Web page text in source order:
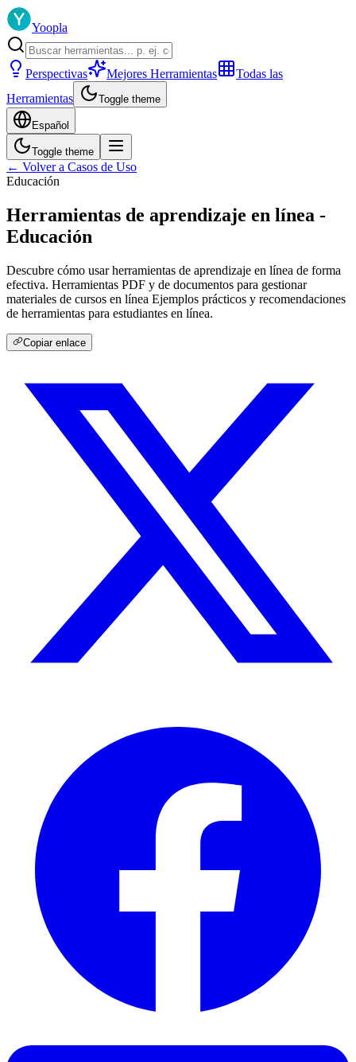
Yoopla
Perspectivas Mejores Herramientas
Todas las
Herramientas
Toggle theme
Español
Toggle theme
← Volver a Casos de Uso
Educación
Herramientas de aprendizaje en línea -
Educación
Descubre cómo usar herramientas de aprendizaje en línea de forma
efectiva. Herramientas PDF y de documentos para gestionar
materiales de cursos en línea Ejemplos prácticos y recomendaciones
de herramientas para estudiantes en línea.
Copiar enlace